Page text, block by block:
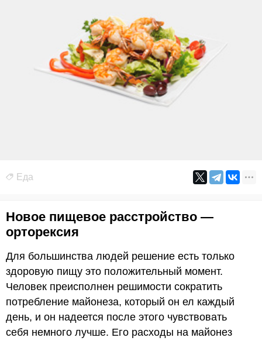
Еда
Новое пищевое расстройство —
орторексия
Для большинства людей решение есть только
здоровую пищу это положительный момент.
Человек преисполнен решимости сократить
потребление майонеза, который он ел каждый
день, и он надеется после этого чувствовать
себя немного лучше. Его расходы на майонез